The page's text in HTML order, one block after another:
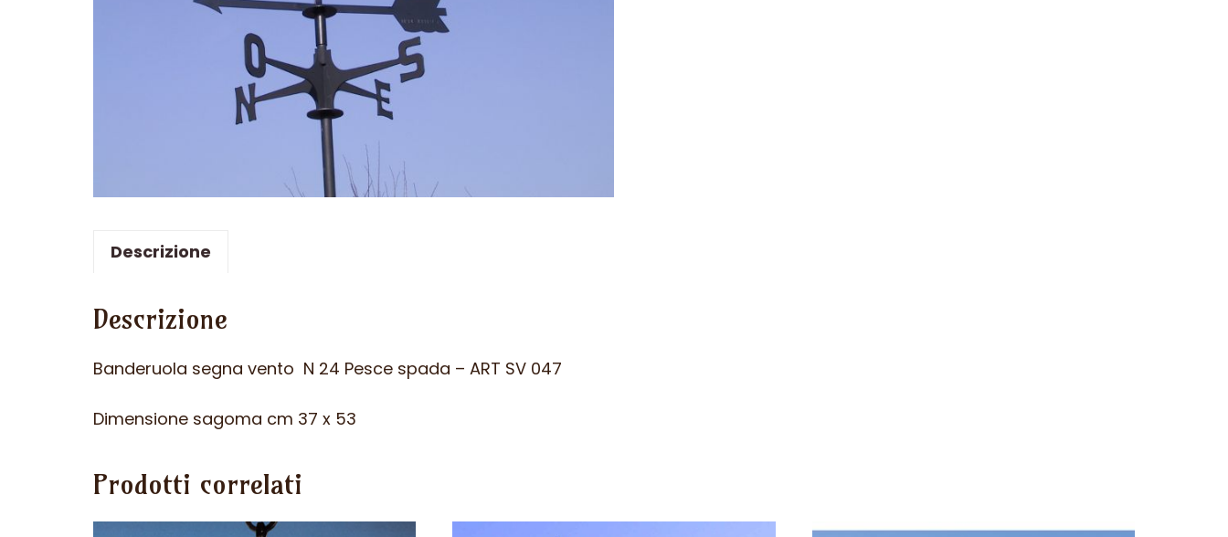
Descrizione
Descrizione
Banderuola segna vento N 24 Pesce spada – ART SV 047
Dimensione sagoma cm 37 x 53
Prodotti correlati